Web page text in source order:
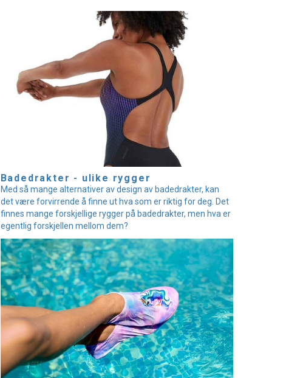
Badedrakter - ulike rygger
Med så mange alternativer av design av badedrakter, kan
det være forvirrende å finne ut hva som er riktig for deg. Det
finnes mange forskjellige rygger på badedrakter, men hva er
egentlig forskjellen mellom dem?